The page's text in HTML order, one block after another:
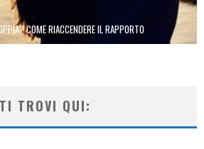
COME RIACCENDERE IL RAPPORTO
TI TROVI QUI: